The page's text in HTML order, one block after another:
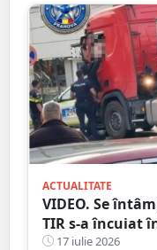
ACTUALITATE
VIDEO. Se
TIR s-a încuiat
arunce cu
17 iulie 2026